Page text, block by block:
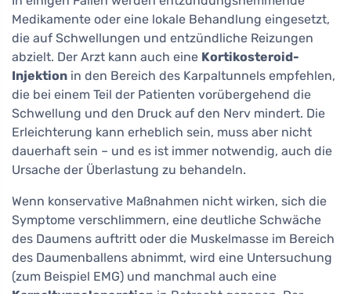
Medikamente oder eine lokale Behandlung eingesetzt,
die auf Schwellungen und entzündliche Reizungen
abzielt. Der Arzt kann auch eine Kortikosteroid-
Injektion in den Bereich des Karpaltunnels empfehlen,
die bei einem Teil der Patienten vorübergehend die
Schwellung und den Druck auf den Nerv mindert. Die
Erleichterung kann erheblich sein, muss aber nicht
dauerhaft sein – und es ist immer notwendig, auch die
Ursache der Überlastung zu behandeln.
Wenn konservative Maßnahmen nicht wirken, sich die
Symptome verschlimmern, eine deutliche Schwäche
des Daumens auftritt oder die Muskelmasse im Bereich
des Daumenballens abnimmt, wird eine Untersuchung
(zum Beispiel EMG) und manchmal auch eine